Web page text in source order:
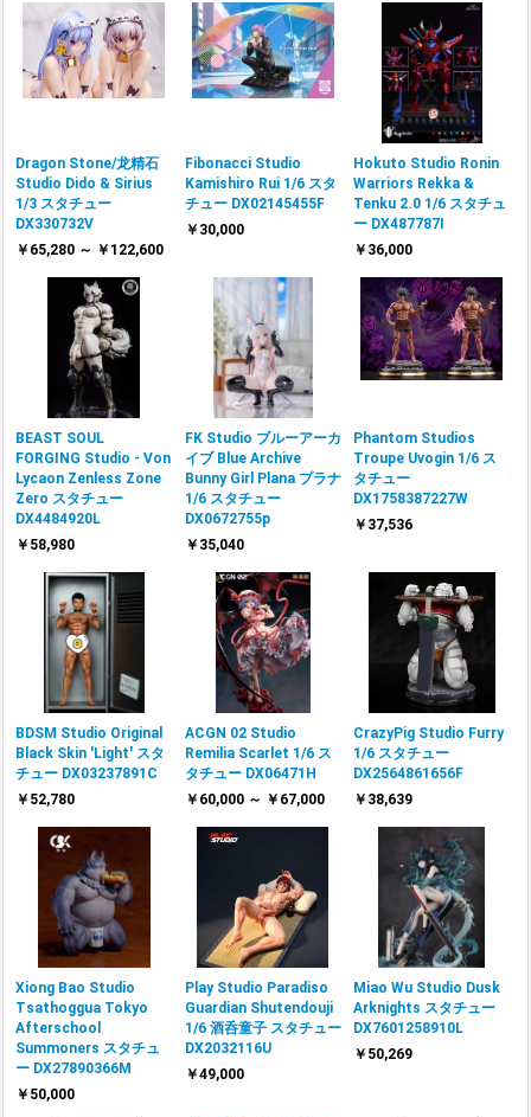
Dragon Stone/龙精石
Studio Dido & Sirius
1/3 スタチュー
DX330732V
￥65,280 ～ ￥122,600
Fibonacci Studio
Kamishiro Rui 1/6 スタ
チュー DX02145455F
￥30,000
Hokuto Studio Ronin
Warriors Rekka &
Tenku 2.0 1/6 スタチュ
ー DX487787I
￥36,000
BEAST SOUL
FORGING Studio - Von
Lycaon Zenless Zone
Zero スタチュー
DX4484920L
￥58,980
FK Studio ブルーアーカ
イブ Blue Archive
Bunny Girl Plana プラナ
1/6 スタチュー
DX0672755p
￥35,040
Phantom Studios
Troupe Uvogin 1/6 ス
タチュー
DX1758387227W
￥37,536
BDSM Studio Original
Black Skin 'Light' スタ
チュー DX03237891C
￥52,780
ACGN 02 Studio
Remilia Scarlet 1/6 ス
タチュー DX06471H
￥60,000 ～ ￥67,000
CrazyPig Studio Furry
1/6 スタチュー
DX2564861656F
￥38,639
Xiong Bao Studio
Tsathoggua Tokyo
Afterschool
Summoners スタチュ
ー DX27890366M
￥50,000
Play Studio Paradiso
Guardian Shutendouji
1/6 酒呑童子 スタチュー
DX2032116U
￥49,000
Miao Wu Studio Dusk
Arknights スタチュー
DX7601258910L
￥50,269